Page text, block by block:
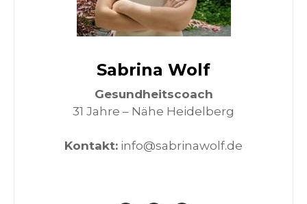
Sabrina Wolf
Gesundheitscoach
31 Jahre – Nähe Heidelberg
Kontakt: info@sabrinawolf.de